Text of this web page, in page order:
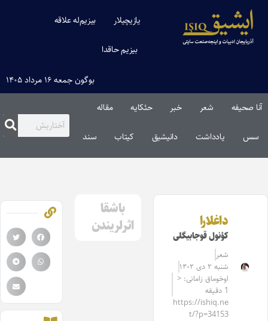
یازیچیلار بیزیم‌له علاقه
بیزیم حاقدا
بوگون جمعه ۱۶ مرداد ۱۴۰۵
آنا صحیفه شعر خبر حئکایه مقاله‌
سس یادداشت دانیشیق کیتاب سند
داغلارا
کؤنول قوجا‌بیگلی
شعر
شنبه ۲ دی ۱۴۰۲
اوخوماق زامانی: <
1 دقیقه
https://ishiq.ne
t/?p=34153
باشقا
اثرلریندن